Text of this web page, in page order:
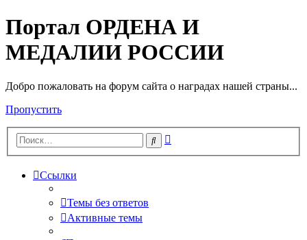
Портал ОРДЕНА И
МЕДАЛИИ РОССИИ
Добро пожаловать на форум сайта о наградах нашей страны...
Пропустить
Поиск
Ссылки
Темы без ответов
Активные темы